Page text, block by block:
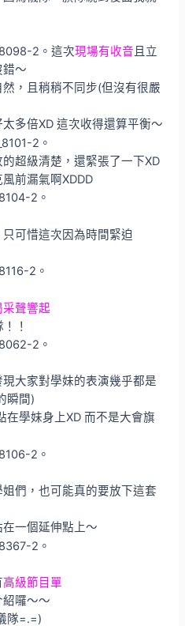
這次現場有收音 且立
錯～
，且稍稍不同步(但沒有很嚴
多倍XD 這次收得還算平衡～
的超級清楚，還緊張了一下XD
前漏氣啊XDDD
可惜這次因為時間緊迫
采聲響起
！
大家對學妹的表演幾乎都是
瞬間)
在學妹身上XD 而不是大會旗
姐們，也可能真的要放下這套
一個延伸點上～
高級節目單
紹囉～～
隊=.=)